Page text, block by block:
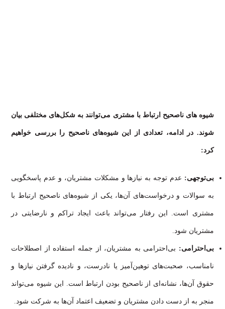
شیوه های ناصحیح ارتباط با مشتری می‌توانند به شکل‌های مختلفی بیان
شوند. در ادامه، تعدادی از این شیوه‌های ناصحیح را بررسی خواهیم
کرد:
بی‌توجهی: عدم توجه به نیازها و مشکلات مشتریان، و عدم پاسخگویی
به سوالات و درخواست‌های آن‌ها، یکی از شیوه‌های ناصحیح ارتباط با
مشتری است. این رفتار می‌تواند باعث ایجاد تراکم و نارضایتی در
مشتریان شود.
بی‌احترامی: بی‌احترامی به مشتریان، از جمله استفاده از اصطلاحات
نامناسب، صحبت‌های توهین‌آمیز یا نادرست، و نادیده گرفتن نیازها و
حقوق آن‌ها، نشانه‌ای از ناصحیح بودن ارتباط است. این شیوه می‌تواند
منجر به از دست دادن مشتریان و تضعیف اعتماد آن‌ها به شرکت شود.